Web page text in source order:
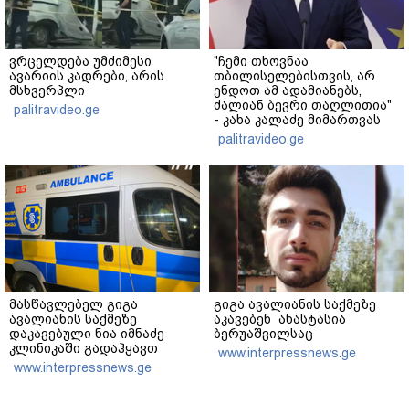
ვრცელდება უმძიმესი
ავარიის კადრები, არის
მსხვერპლი
palitravideo.ge
"ჩემი თხოვნაა
თბილისელებისთვის, არ
ენდოთ ამ ადამიანებს,
ძალიან ბევრი თაღლითია"
- კახა კალაძე მიმართვას
ავრცელებს
palitravideo.ge
მასწავლებელ გიგა
ავალიანის საქმეზე
დაკავებული ნია იმნაძე
კლინიკაში გადაჰყავთ
www.interpressnews.ge
გიგა ავალიანის საქმეზე
აკავებენ ანასტასია
ბერუაშვილსაც
www.interpressnews.ge